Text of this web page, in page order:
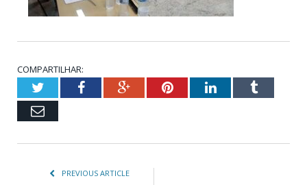
COMPARTILHAR:
TwitterFacebookGoogle+PinterestLinkedInTumblr
Email
PREVIOUS ARTICLE